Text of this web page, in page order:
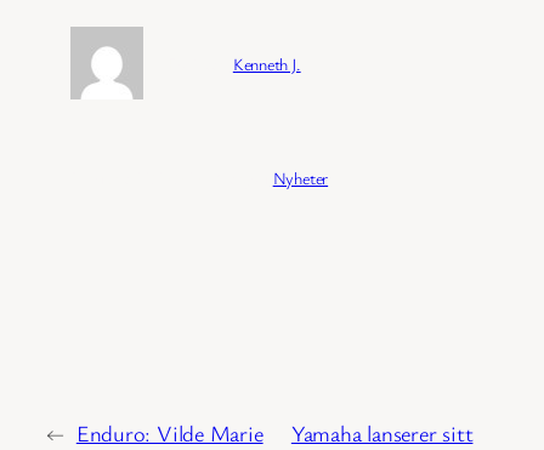
Kenneth J.
Nyheter
← Enduro: Vilde Marie
Yamaha lanserer sitt